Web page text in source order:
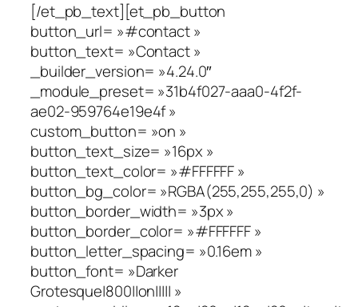
[/et_pb_text][et_pb_button
button_url= »#contact »
button_text= »Contact »
_builder_version= »4.24.0″
_module_preset= »31b4f027-aaa0-4f2f-
ae02-959764e19e4f »
custom_button= »on »
button_text_size= »16px »
button_text_color= »#FFFFFF »
button_bg_color= »RGBA(255,255,255,0) »
button_border_width= »3px »
button_border_color= »#FFFFFF »
button_letter_spacing= »0.16em »
button_font= »Darker
Grotesque|800||on||||| »